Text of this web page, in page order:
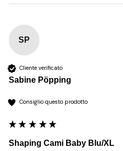
SP
Cliente verificato
Sabine Pöpping
Consiglio questo prodotto
Shaping Cami Baby Blu/XL